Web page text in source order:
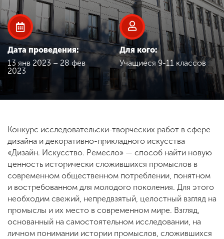
Наука
Международная
деятельность
деятельности
Студенческая жизнь
Сведения об
образовательной
организации
Дата проведения:
13 янв 2023 – 28 фев
2023
Для кого:
Учащиеся 9-11 классов
Конкурс исследовательски-творческих работ в сфере
дизайна и декоративно-прикладного искусства
«Дизайн. Искусство. Ремесло» — способ найти новую
ценность исторически сложившихся промыслов в
современном общественном потреблении, понятном
и востребованном для молодого поколения. Для этого
необходим свежий, непредвзятый, целостный взгляд на
промыслы и их место в современном мире. Взгляд,
основанный на самостоятельном исследовании, на
личном понимании истории промыслов, сложившихся